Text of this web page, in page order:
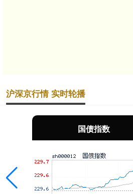
沪深京行情 实时轮播
国债指数